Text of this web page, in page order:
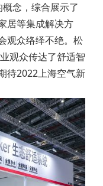
念，综合展示了
居等集成解决方
观众络绎不绝。松
观众传达了舒适智
待2022上海空气新